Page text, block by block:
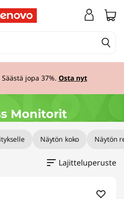
jopa 37%. Osta nyt
Monitorit
Näytön koko Näytön
Lajitteluperuste